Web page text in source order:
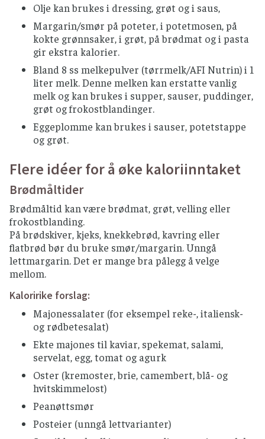
Olje kan brukes i dressing, grøt og i saus,
Margarin/smør på poteter, i potetmosen, på
kokte grønnsaker, i grøt, på brødmat og i pasta
gir ekstra kalorier.
Bland 8 ss melkepulver (tørrmelk/AFI Nutrin) i 1
liter melk. Denne melken kan erstatte vanlig
melk og kan brukes i supper, sauser, puddinger,
grøt og frokostblandinger.
Eggeplomme kan brukes i sauser, potetstappe
og grøt.
Flere idéer for å øke kaloriinntaket
Brødmåltider
Brødmåltid kan være brødmat, grøt, velling eller
frokostblanding.
På brødskiver, kjeks, knekkebrød, kavring eller
flatbrød bør du bruke smør/margarin. Unngå
lettmargarin. Det er mange bra pålegg å velge
mellom.
Kaloririke forslag:
Majonessalater (for eksempel reke-, italiensk-
og rødbetesalat)
Ekte majones til kaviar, spekemat, salami,
servelat, egg, tomat og agurk
Oster (kremoster, brie, camembert, blå- og
hvitskimmelost)
Peanøttsmør
Posteier (unngå lettvarianter)